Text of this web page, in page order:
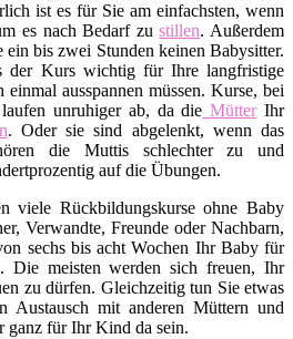
ist es für Sie am einfachsten, wenn
es nach Bedarf zustillen. Außerdem
ein bis zwei Stunden keinen Babysitter.
der Kurs wichtig für Ihre langfristige
ausspannen müssen. Kurse, bei
unruhiger ab, da die MütterIhr
. Oder sie sind abgelenkt, wenn das
die Muttis schlechter zu und
auf die Übungen.
viele Rückbildungskurse ohne Baby
Verwandte, Freunde oder Nachbarn,
sechs bis acht Wochen Ihr Baby für
Die meisten werden sich freuen, Ihr
zu dürfen. Gleichzeitig tun Sie etwas
Austausch mit anderen Müttern und
ganz für Ihr Kind da sein.